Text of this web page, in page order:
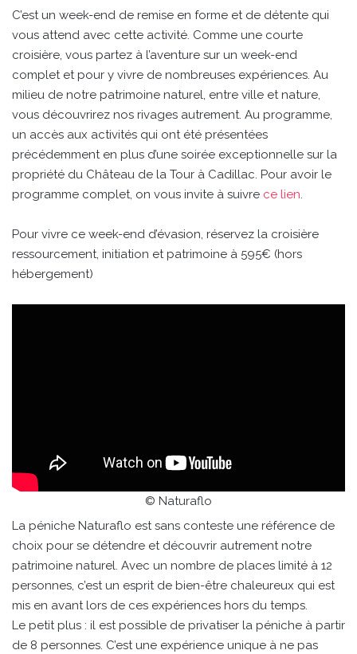
C’est un week-end de remise en forme et de détente qui
vous attend avec cette activité. Comme une courte
croisière, vous partez à l’aventure sur un week-end
complet et pour y vivre de nombreuses expériences. Au
milieu de notre patrimoine naturel, entre ville et nature,
vous découvrirez nos rivages autrement. Au programme,
un accès aux activités qui ont été présentées
précédemment en plus d’une soirée exceptionnelle sur la
propriété du Château de la Tour à Cadillac. Pour avoir le
programme complet, on vous invite à suivre ce lien.
Pour vivre ce week-end d’évasion, réservez la croisière
ressourcement, initiation et patrimoine à 595€ (hors
hébergement)
© Naturaflo
La péniche Naturaflo est sans conteste une référence de
choix pour se détendre et découvrir autrement notre
patrimoine naturel. Avec un nombre de places limité à 12
personnes, c’est un esprit de bien-être chaleureux qui est
mis en avant lors de ces expériences hors du temps.
Le petit plus : il est possible de privatiser la péniche à partir
de 8 personnes. C’est une expérience unique à ne pas